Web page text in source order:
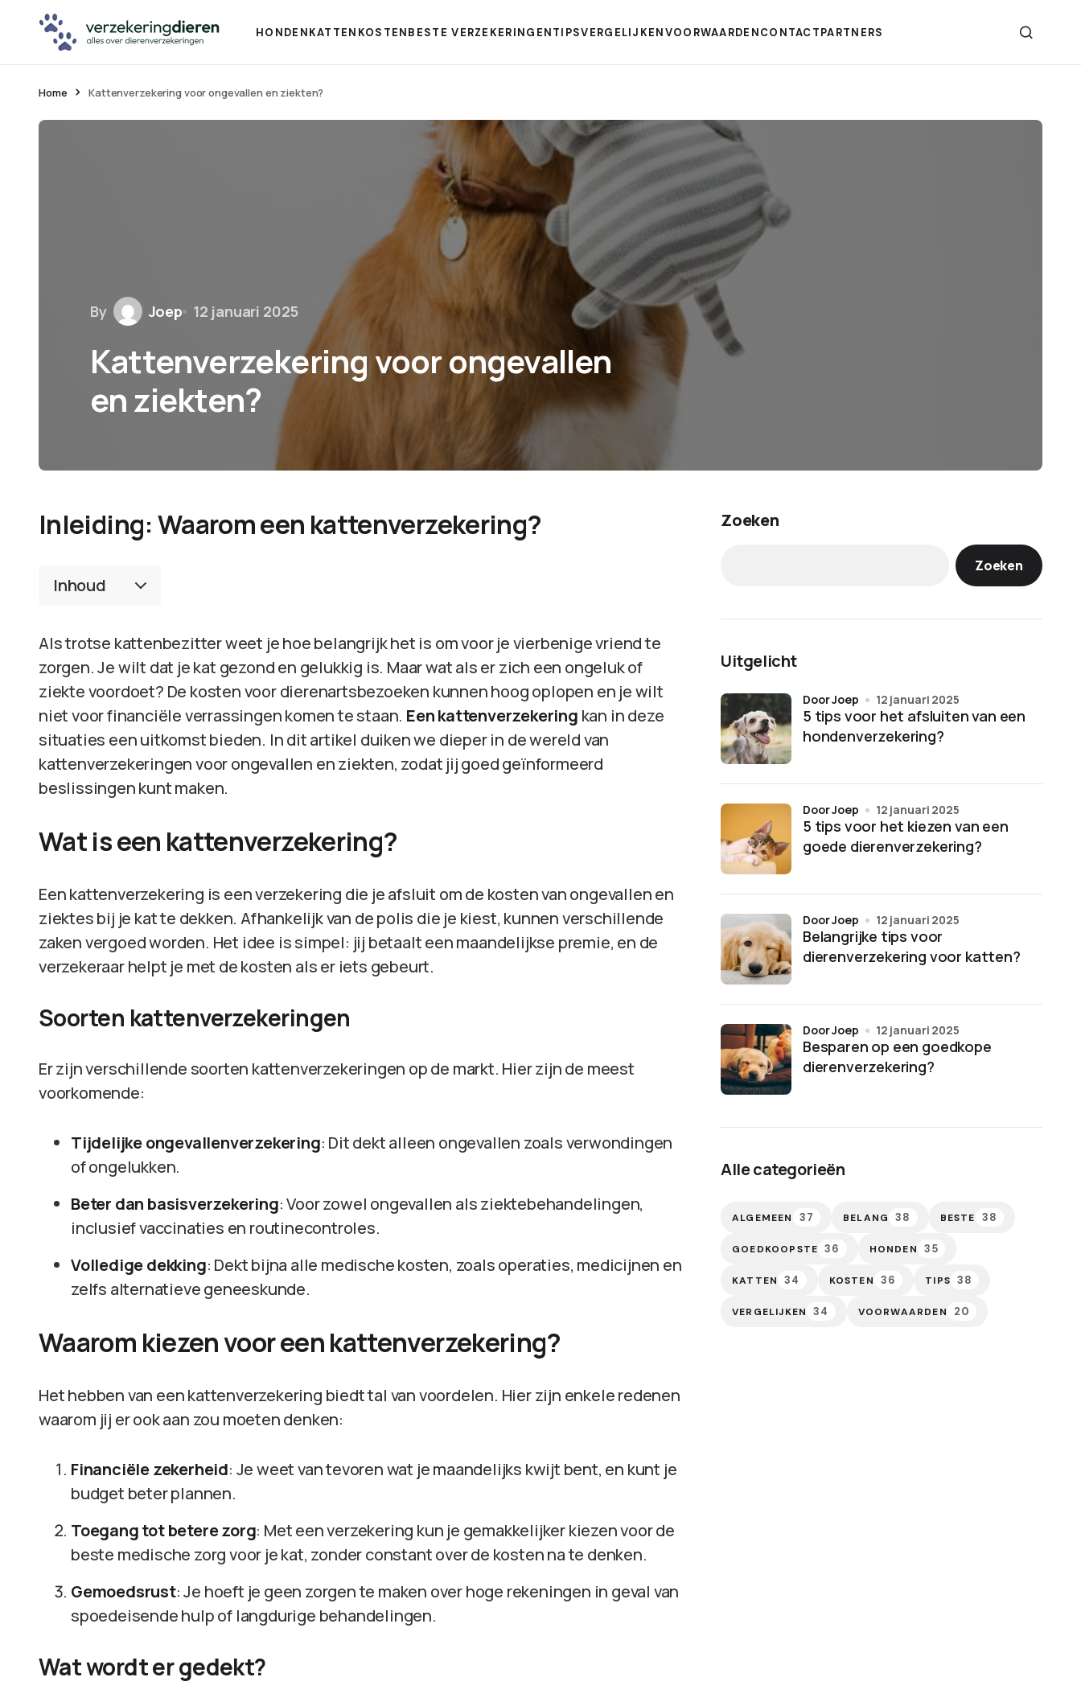
HONDENKATTEN KOSTENBESTE VERZEKERINGENTIPSVERGELIJKENVOORWAARDENCONTACTPARTNERS
Home Kattenverzekering voor ongevallen en ziekten?
By Joep 12 januari 2025
Kattenverzekering voor ongevallen
en ziekten?
Inleiding: Waarom een kattenverzekering?
Inhoud
Als trotse kattenbezitter weet je hoe belangrijk het is om voor je vierbenige vriend te
zorgen. Je wilt dat je kat gezond en gelukkig is. Maar wat als er zich een ongeluk of
ziekte voordoet? De kosten voor dierenartsbezoeken kunnen hoog oplopen en je wilt
niet voor financiële verrassingen komen te staan. Een kattenverzekering kan in deze
situaties een uitkomst bieden. In dit artikel duiken we dieper in de wereld van
kattenverzekeringen voor ongevallen en ziekten, zodat jij goed geïnformeerd
beslissingen kunt maken.
Wat is een kattenverzekering?
Een kattenverzekering is een verzekering die je afsluit om de kosten van ongevallen en
ziektes bij je kat te dekken. Afhankelijk van de polis die je kiest, kunnen verschillende
zaken vergoed worden. Het idee is simpel: jij betaalt een maandelijkse premie, en de
verzekeraar helpt je met de kosten als er iets gebeurt.
Soorten kattenverzekeringen
Er zijn verschillende soorten kattenverzekeringen op de markt. Hier zijn de meest
voorkomende:
Tijdelijke ongevallenverzekering: Dit dekt alleen ongevallen zoals verwondingen
of ongelukken.
Beter dan basisverzekering: Voor zowel ongevallen als ziektebehandelingen,
inclusief vaccinaties en routinecontroles.
Volledige dekking: Dekt bijna alle medische kosten, zoals operaties, medicijnen en
zelfs alternatieve geneeskunde.
Waarom kiezen voor een kattenverzekering?
Het hebben van een kattenverzekering biedt tal van voordelen. Hier zijn enkele redenen
waarom jij er ook aan zou moeten denken:
Financiële zekerheid: Je weet van tevoren wat je maandelijks kwijt bent, en kunt je
budget beter plannen.
Toegang tot betere zorg: Met een verzekering kun je gemakkelijker kiezen voor de
beste medische zorg voor je kat, zonder constant over de kosten na te denken.
Gemoedsrust: Je hoeft je geen zorgen te maken over hoge rekeningen in geval van
spoedeisende hulp of langdurige behandelingen.
Wat wordt er gedekt?
Zoeken
Zoeken
Uitgelicht
5 tips voor het afsluiten van een
hondenverzekering?
door Joep 12 januari 2025
5 tips voor het kiezen van een
goede dierenverzekering?
door Joep 12 januari 2025
Belangrijke tips voor
dierenverzekering voor katten?
door Joep 12 januari 2025
Besparen op een goedkope
dierenverzekering?
door Joep 12 januari 2025
Alle categorieën
ALGEMEEN 37 BELANG 38 BESTE 38
GOEDKOOPSTE 36 HONDEN 35
KATTEN 34 KOSTEN 36 TIPS 38
VERGELIJKEN 34 VOORWAARDEN 20